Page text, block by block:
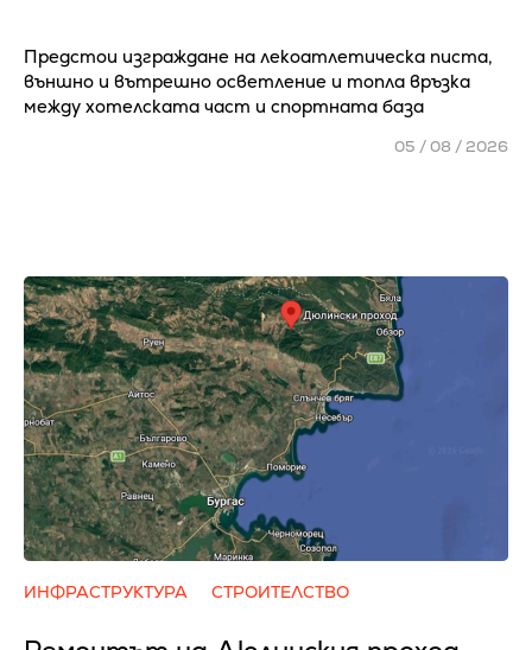
Предстои изграждане на лекоатлетическа писта,
външно и вътрешно осветление и топла връзка
между хотелската част и спортната база
05 / 08 / 2026
ИНФРАСТРУКТУРА СТРОИТЕЛСТВО